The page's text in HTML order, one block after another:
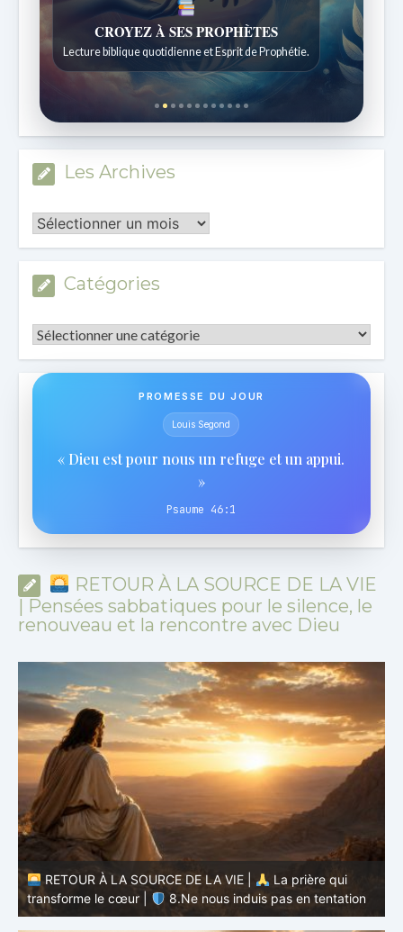
UNE FOI VIVANTE
Réflexions quotidiennes issues de l'École du Sabbat.
Les Archives
Les
Archives
Catégories
Catégories
PROMESSE DU JOUR
Louis Segond
« Dieu est pour nous un refuge et un appui.
»
Psaume 46:1
RETOUR À LA SOURCE DE LA VIE
| Pensées sabbatiques pour le silence, le
renouveau et la rencontre avec Dieu
RETOUR À LA SOURCE DE LA VIE |
La prière qui
transforme le cœur |
7.Comme nous pardonnons aussi à
ceux qui nous ont offensés